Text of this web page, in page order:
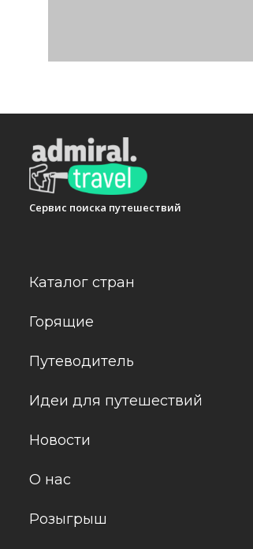
Сервис поиска путешествий
Каталог стран
Горящие
Путеводитель
Идеи для путешествий
Новости
О нас
Розыгрыш